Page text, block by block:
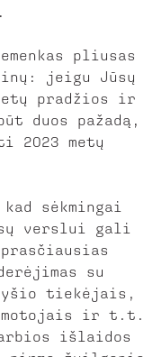
pliusas
jeigu Jūsų
pradžios ir
duos pažadą,
2023 metų
sėkmingai
verslui gali
su
tiekėjais,
ir t.t.
išlaidos